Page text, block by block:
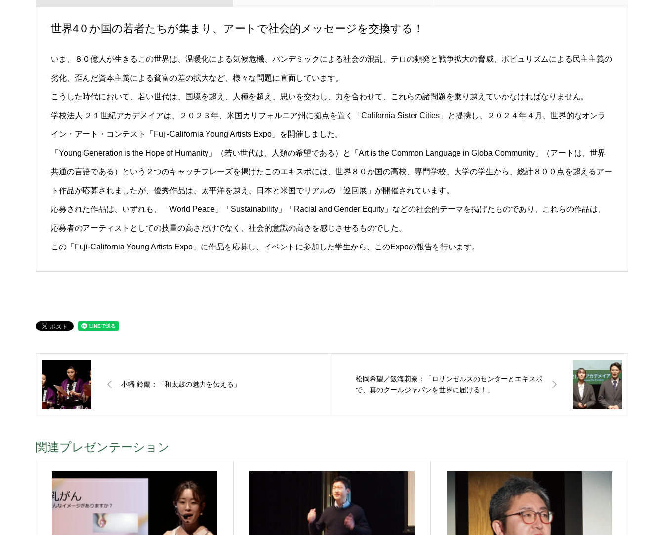
世界4０か国の若者たちが集まり、アートで社会的メッセージを交換する！
いま、８０億人が生きるこの世界は、温暖化による気候危機、パンデミックによる社会の混乱、テロの頻発と戦争拡大の脅威、ポピュリズムによる民主主義の
劣化、歪んだ資本主義による貧富の差の拡大など、様々な問題に直面しています。
こうした時代において、若い世代は、国境を超え、人種を超え、思いを交わし、力を合わせて、これらの諸問題を乗り越えていかなければなりません。
学校法人 ２１世紀アカデメイアは、２０２３年、米国カリフォルニア州に拠点を置く「California Sister Cities」と提携し、２０２４年４月、世界的なオンラ
イン・アート・コンテスト「Fuji-California Young Artists Expo」を開催しました。
「Young Generation is the Hope of Humanity」（若い世代は、人類の希望である）と「Art is the Common Language in Globa Community」（アートは、世界
共通の言語である）という２つのキャッチフレーズを掲げたこのエキスポには、世界８０か国の高校、専門学校、大学の学生から、総計８００点を超えるアー
ト作品が応募されましたが、優秀作品は、太平洋を越え、日本と米国でリアルの「巡回展」が開催されています。
応募された作品は、いずれも、「World Peace」「Sustainability」「Racial and Gender Equity」などの社会的テーマを掲げたものであり、これらの作品は、
応募者のアーティストとしての技量の高さだけでなく、社会的意識の高さを感じさせるものでした。
この「Fuji-California Young Artists Expo」に作品を応募し、イベントに参加した学生から、このExpoの報告を行います。
小幡 鈴蘭：「和太鼓の魅力を伝える」
松岡希望／飯海莉奈：「ロサンゼルスのセンターとエキスポ
で、真のクールジャパンを世界に届ける！」
関連プレゼンテーション